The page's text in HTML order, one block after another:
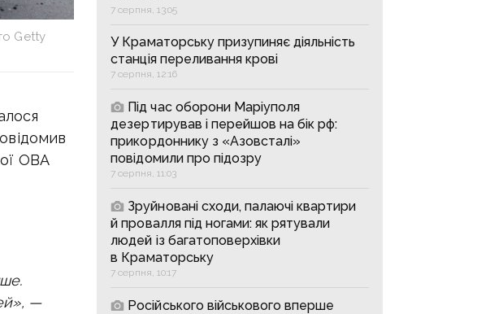
Getty
ОВА
—
7 серпня, 13:05
У Краматорську призупиняє діяльність
станція переливання крові
7 серпня, 12:16
Під час оборони Маріуполя
дезертирував і перейшов на бік рф:
прикордоннику з «Азовсталі»
повідомили про підозру
7 серпня, 11:03
Зруйновані сходи, палаючі квартири
й провалля під ногами: як рятували
людей із багатоповерхівки
в Краматорську
7 серпня, 10:17
Російського військового вперше